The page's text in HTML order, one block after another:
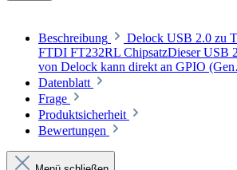
Beschreibung
Delock USB 2.0 zu
FTDI FT232RL ChipsatzDieser USB
von Delock kann direkt an GPIO
Datenblatt
Frage
Produktsicherheit
Bewertungen